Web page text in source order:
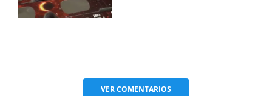
VERCOMENTARIOS